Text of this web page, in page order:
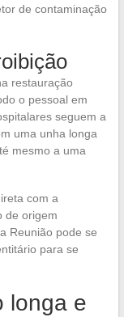
de contaminação
restauração
o pessoal em
seguem a
uma unha longa
mesmo a uma
com a
de origem
Reunião pode se
para se
longa e